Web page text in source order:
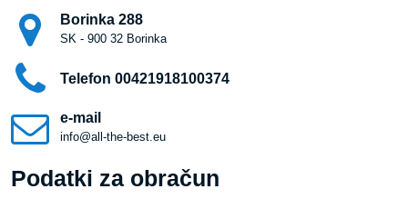
Borinka 288
SK - 900 32 Borinka
Telefon 00421918100374
e-mail
info@all-the-best.eu
Podatki za obračun